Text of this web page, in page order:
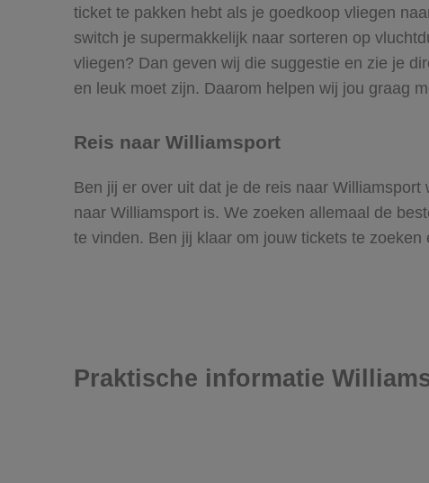
ticket te pakken hebt als je goedkoop vliegen
switch je supermakkelijk naar sorteren op
vliegen? Dan geven wij die suggestie en zie je
en leuk moet zijn. Daarom helpen wij jou graag
Reis naar Williamsport
Ben jij er over uit dat je de reis naar
naar Williamsport is. We zoeken allemaal de
te vinden. Ben jij klaar om jouw tickets te zoeken
Praktische informatie